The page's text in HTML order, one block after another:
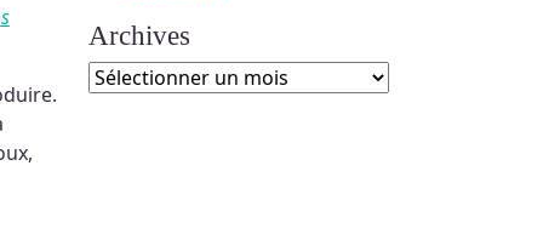
Archives
Archives